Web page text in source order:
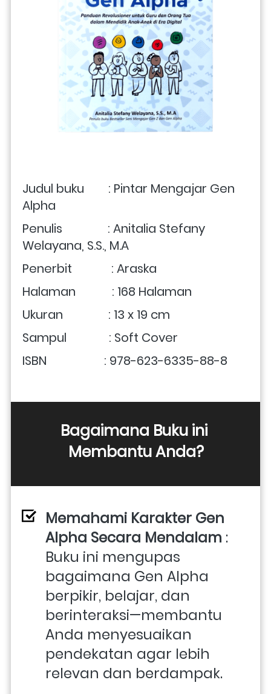
Judul buku        : Pintar Mengajar Gen
Alpha
Penulis               : Anitalia Stefany
Welayana, S.S., M.A
Penerbit             : Araska
Halaman            : 168 Halaman
Ukuran               : 13 x 19 cm
Sampul              : Soft Cover
ISBN                   : 978-623-6335-88-8
Bagaimana Buku ini
Membantu Anda?
Memahami Karakter Gen
Alpha Secara Mendalam :
Buku ini mengupas
bagaimana Gen Alpha
berpikir, belajar, dan
berinteraksi—membantu
Anda menyesuaikan
pendekatan agar lebih
relevan dan berdampak.